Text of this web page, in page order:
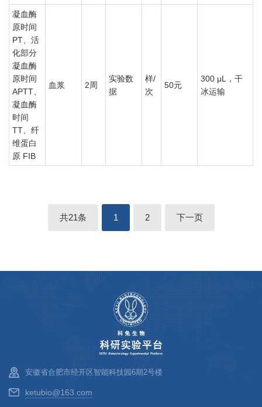
凝血酶
原时间
PT、活
化部分
凝血酶
原时间
APTT、
凝血酶
时间
TT、纤
维蛋白
原 FIB
血浆 2周
实验数
据
样/
次
50元
300 μL，干
冰运输
共21条 1 2 下一页
安徽省合肥市经开区智能科技园6期2号楼
ketubio@163.com